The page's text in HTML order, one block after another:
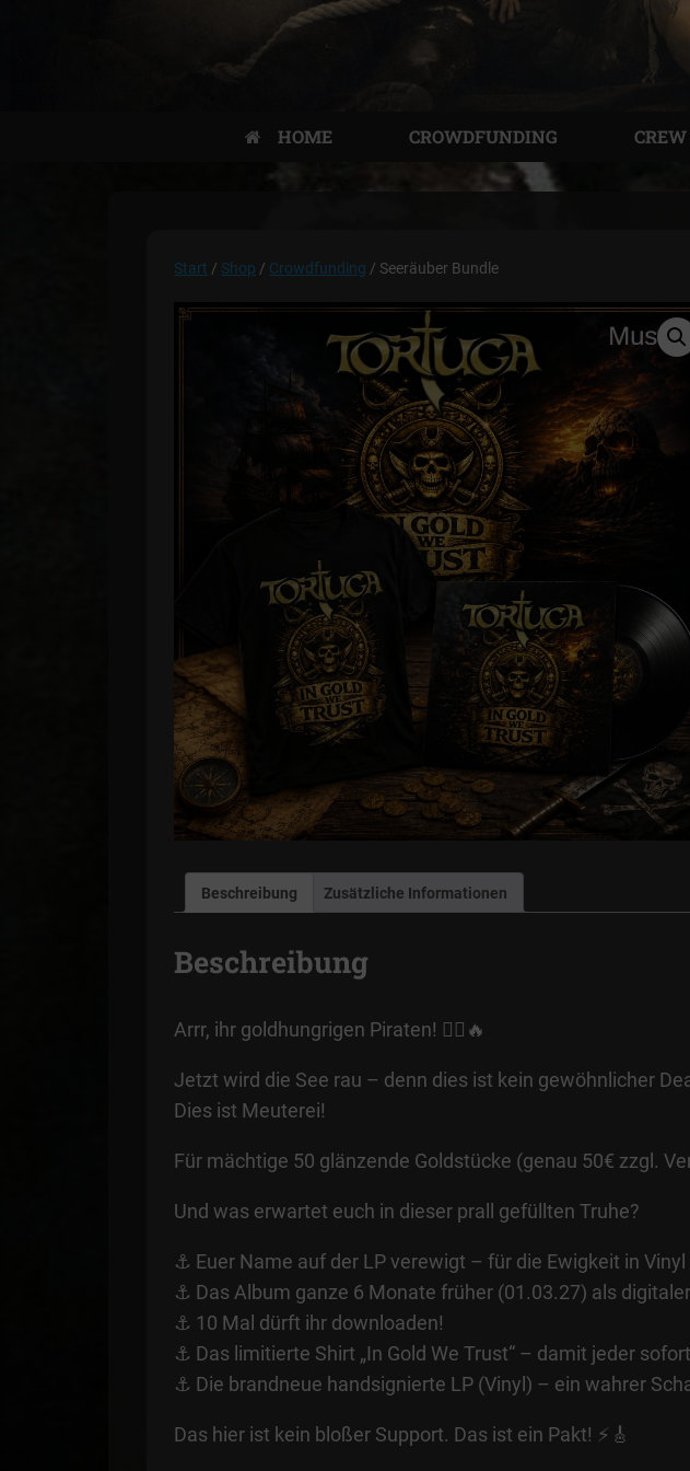
HOME CROWDFUNDING CREW
Start / Shop / Crowdfunding / Seeräuber Bundle
Beschreibung Zusätzliche Informationen
Beschreibung
Arrr, ihr goldhungrigen Piraten! 🏴‍☠️🔥
Jetzt wird die See rau – denn dies ist kein gewöhnlicher
Dies ist Meuterei!
Für mächtige 50 glänzende Goldstücke (genau 50€ zzgl.
Und was erwartet euch in dieser prall gefüllten Truhe?
⚓ Euer Name auf der LP verewigt – für die Ewigkeit in
⚓ Das Album ganze 6 Monate früher (01.03.27) als
⚓ 10 Mal dürft ihr downloaden!
⚓ Das limitierte Shirt „In Gold We Trust“ – damit jeder
⚓ Die brandneue handsignierte LP (Vinyl) – ein wahrer
Das hier ist kein bloßer Support. Das ist ein Pakt! ⚡🎸